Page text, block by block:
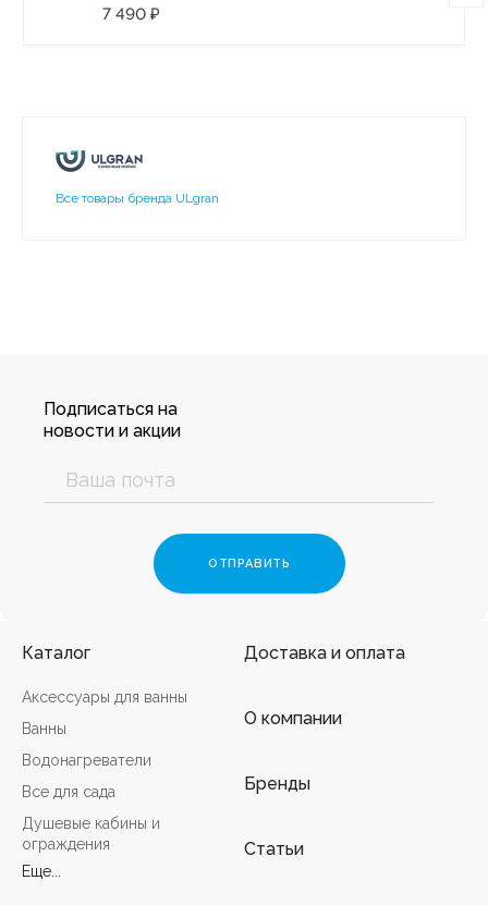
7 490 ₽
Все товары бренда ULgran
Подписаться на
новости и акции
Каталог
Аксессуары для ванны
Ванны
Водонагреватели
Все для сада
Душевые кабины и
ограждения
Еще...
Доставка и оплата
О компании
Бренды
Статьи